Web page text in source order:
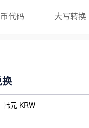
代码 大写转换
换